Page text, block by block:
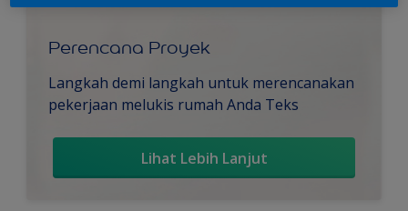
Perencana Proyek
Langkah demi langkah untuk merencanakan
pekerjaan melukis rumah Anda Teks
Lihat Lebih Lanjut